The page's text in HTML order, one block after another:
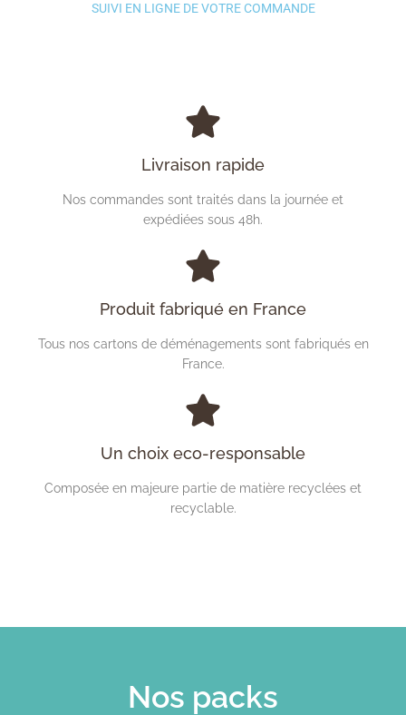
SUIVI EN LIGNE DE VOTRE COMMANDE
Livraison rapide
Nos commandes sont traités dans la journée et
expédiées sous 48h.
Produit fabriqué en France
Tous nos cartons de déménagements sont fabriqués en
France.
Un choix eco-responsable
Composée en majeure partie de matière recyclées et
recyclable.
Nos packs